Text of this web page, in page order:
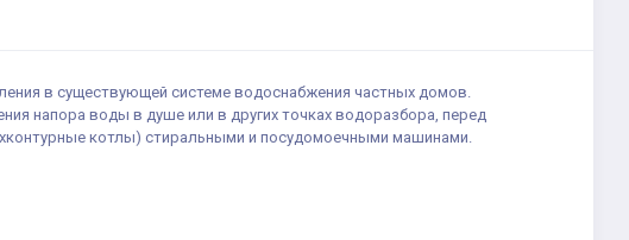
в существующей системе водоснабжения частных домов.
напора воды в душе или в других точках водоразбора, перед
котлы) стиральными и посудомоечными машинами.